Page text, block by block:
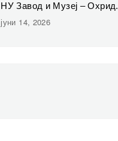
НУ Завод и Музеј – Охрид.
јуни 14, 2026